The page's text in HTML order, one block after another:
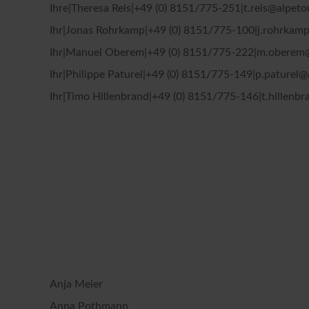
Ihre|Theresa Reis|+49 (0) 8151/775-
Ihr|Jonas Rohrkamp|+49 (0) 8151/775-
Ihr|Manuel Oberem|+49 (0) 8151/775-
Ihr|Philippe Paturel|+49 (0) 8151/775-
Ihr|Timo Hillenbrand|+49 (0) 8151/775-
Anja Meier
Anna Pothmann
Straße*
E-Mail*